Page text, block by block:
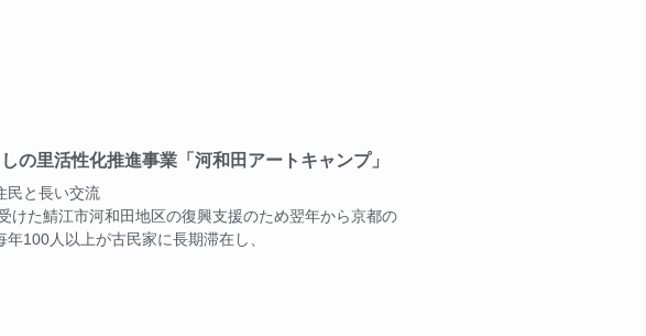
の里活性化推進事業「河和田アートキャンプ」
民と長い交流
けた鯖江市河和田地区の復興支援のため翌年から京都の
100人以上が古民家に長期滞在し、